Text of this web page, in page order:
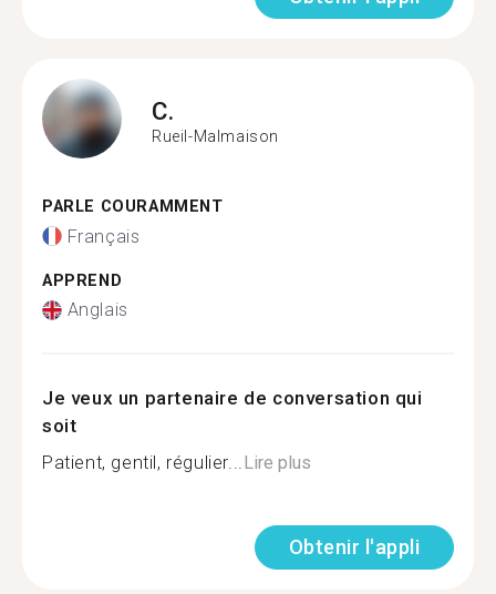
C.
Rueil-Malmaison
PARLE COURAMMENT
Français
APPREND
Anglais
Je veux un partenaire de conversation qui
soit
Patient, gentil, régulier...Lire plus
Obtenir l'appli